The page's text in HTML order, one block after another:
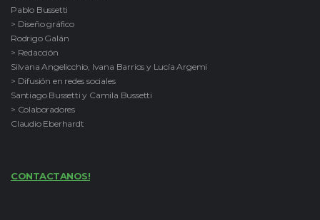
Pablo Bussetti
> Diseño gráfico
Rodrigo Galán
> Redacción
Silvana Angelicchio, Ivana Barrios y Lucía Argemi
> Difusión en redes sociales
Santiago Bussetti y Camila Bussetti
> Colaboradores
Claudio Eberhardt
CONTACTANOS!